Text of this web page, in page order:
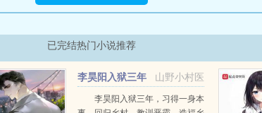
已完结热门小说推荐
山野小村医
李昊阳入狱三年
小说李昊阳入狱三年，习得一身本